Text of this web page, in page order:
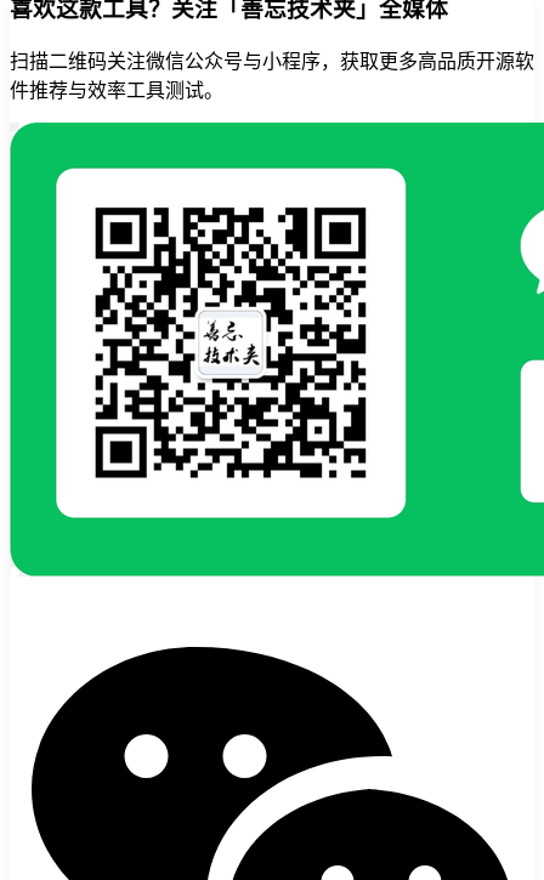
喜欢这款工具？关注「善忘技术夹」全媒体
扫描二维码关注微信公众号与小程序，获取更多高品质开源软
件推荐与效率工具测试。